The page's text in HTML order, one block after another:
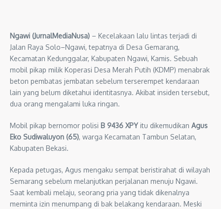
Ngawi (JurnalMediaNusa) – Kecelakaan lalu lintas terjadi di
Jalan Raya Solo–Ngawi, tepatnya di Desa Gemarang,
Kecamatan Kedunggalar, Kabupaten Ngawi, Kamis. Sebuah
mobil pikap milik Koperasi Desa Merah Putih (KDMP) menabrak
beton pembatas jembatan sebelum terserempet kendaraan
lain yang belum diketahui identitasnya. Akibat insiden tersebut,
dua orang mengalami luka ringan.
Mobil pikap bernomor polisi B 9436 XPY itu dikemudikan Agus
Eko Sudiwaluyon (65), warga Kecamatan Tambun Selatan,
Kabupaten Bekasi.
Kepada petugas, Agus mengaku sempat beristirahat di wilayah
Semarang sebelum melanjutkan perjalanan menuju Ngawi.
Saat kembali melaju, seorang pria yang tidak dikenalnya
meminta izin menumpang di bak belakang kendaraan. Meski